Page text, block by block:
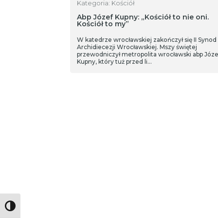
Toggle High Contrast
Kategoria: Kościół
Abp Józef Kupny: „Kościół to nie oni.
Kościół to my”
W katedrze wrocławskiej zakończył się II Synod
Archidiecezji Wrocławskiej. Mszy świętej
przewodniczył metropolita wrocławski abp
Kupny, który tuż przed li…